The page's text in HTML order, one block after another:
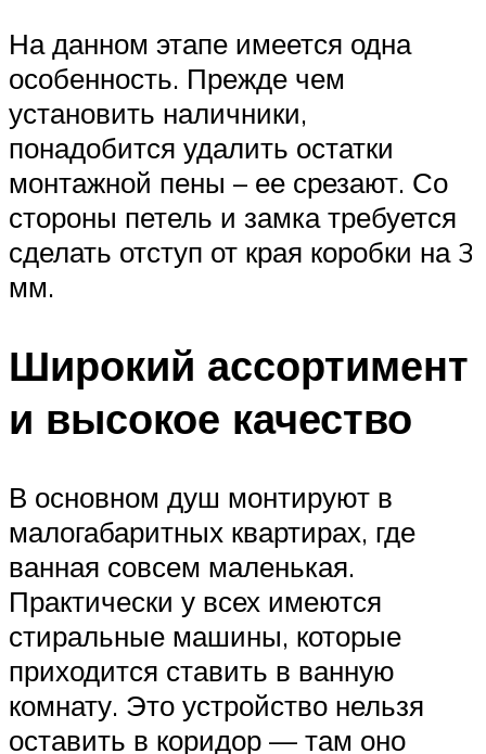
На данном этапе имеется одна
особенность. Прежде чем
установить наличники,
понадобится удалить остатки
монтажной пены – ее срезают. Со
стороны петель и замка требуется
сделать отступ от края коробки на 3
мм.
Широкий ассортимент
и высокое качество
В основном душ монтируют в
малогабаритных квартирах, где
ванная совсем маленькая.
Практически у всех имеются
стиральные машины, которые
приходится ставить в ванную
комнату. Это устройство нельзя
оставить в коридор — там оно